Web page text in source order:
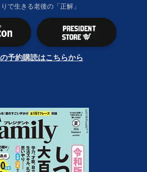
で生きる老後の「正解」
予約購読はこちらから